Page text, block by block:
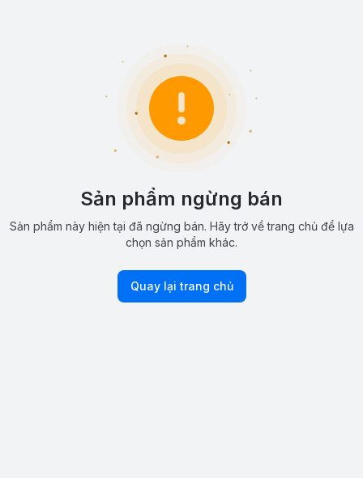
Sản phẩm ngừng bán
Sản phẩm này hiện tại đã ngừng bán. Hãy trở về trang chủ để lựa
chọn sản phẩm khác.
Quay lại trang chủ